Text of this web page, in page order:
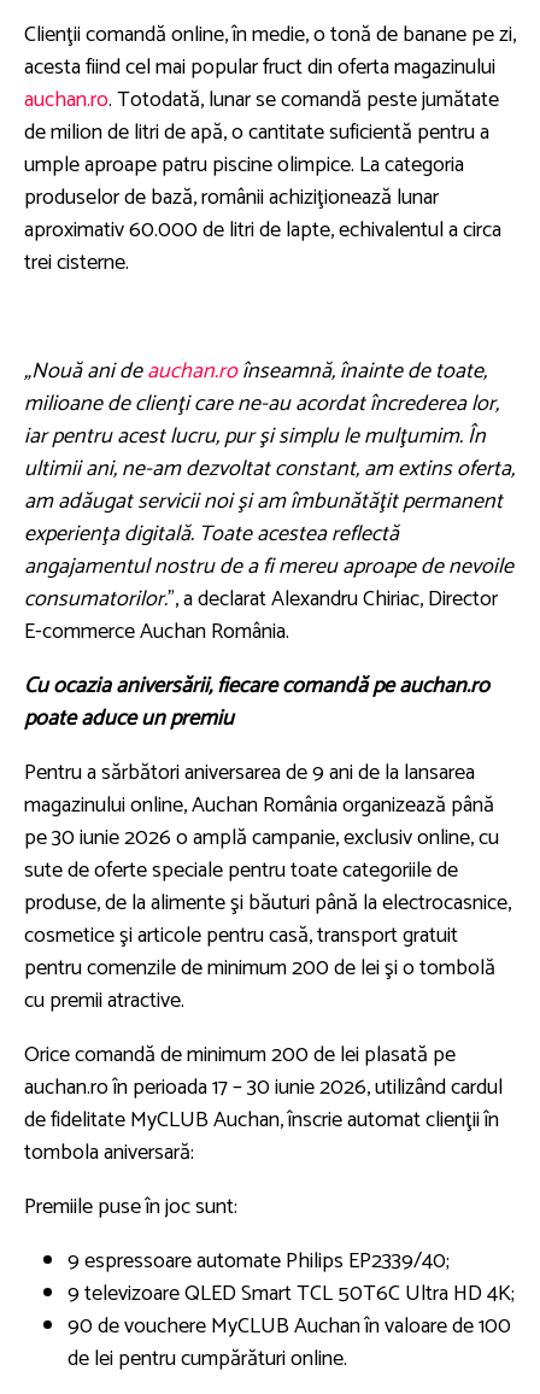
Clienţii comandă online, în medie, o tonă de banane pe zi,
acesta fiind cel mai popular fruct din oferta magazinului
auchan.ro. Totodată, lunar se comandă peste jumătate
de milion de litri de apă, o cantitate suficientă pentru a
umple aproape patru piscine olimpice. La categoria
produselor de bază, românii achiziţionează lunar
aproximativ 60.000 de litri de lapte, echivalentul a circa
trei cisterne.
„Nouă ani deauchan.roînseamnă, înainte de toate,
milioane de clienţi care ne-au acordat încrederea lor,
iar pentru acest lucru, pur şi simplu le mulţumim. În
ultimii ani, ne-am dezvoltat constant, am extins oferta,
am adăugat servicii noi şi am îmbunătăţit permanent
experienţa digitală. Toate acestea reflectă
angajamentul nostru de a fi mereu aproape de nevoile
consumatorilor.”, a declarat Alexandru Chiriac, Director
E-commerce Auchan România.
Cu ocazia aniversării, fiecare comandă pe auchan.ro
poate aduce un premiu
Pentru a sărbători aniversarea de 9 ani de la lansarea
magazinului online, Auchan România organizează până
pe 30 iunie 2026 o amplă campanie, exclusiv online, cu
sute de oferte speciale pentru toate categoriile de
produse, de la alimente şi băuturi până la electrocasnice,
cosmetice şi articole pentru casă, transport gratuit
pentru comenzile de minimum 200 de lei şi o tombolă
cu premii atractive.
Orice comandă de minimum 200 de lei plasată pe
auchan.ro în perioada 17 – 30 iunie 2026, utilizând cardul
de fidelitate MyCLUB Auchan, înscrie automat clienţii în
tombola aniversară:
Premiile puse în joc sunt:
9 espressoare automate Philips EP2339/40;
9 televizoare QLED Smart TCL 50T6C Ultra HD 4K;
90 de vouchere MyCLUB Auchan în valoare de 100
de lei pentru cumpărături online.